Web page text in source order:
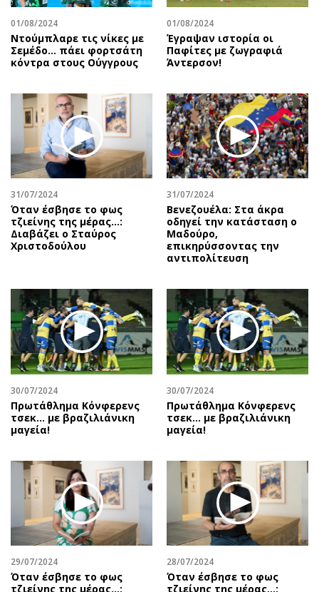
01/08/2024
Ντούμπλαρε τις νίκες με
Σεμέδο… πάει φορτσάτη
κόντρα στους Ούγγρους
01/08/2024
Έγραψαν ιστορία οι
Παφίτες με ζωγραφιά
Άντερσον!
31/07/2024
Όταν έσβησε το φως
τζιείνης της μέρας…:
Διαβάζει ο Σταύρος
Χριστοδούλου
31/07/2024
Βενεζουέλα: Στα άκρα
οδηγεί την κατάσταση ο
Μαδούρο,
επικηρύσσοντας την
αντιπολίτευση
30/07/2024
Πρωτάθλημα Κόνφερενς
τσεκ… με βραζιλιάνικη
μαγεία!
30/07/2024
Πρωτάθλημα Κόνφερενς
τσεκ… με βραζιλιάνικη
μαγεία!
29/07/2024
Όταν έσβησε το φως
τζιείνης της μέρας…:
28/07/2024
Όταν έσβησε το φως
τζιείνης της μέρας…: